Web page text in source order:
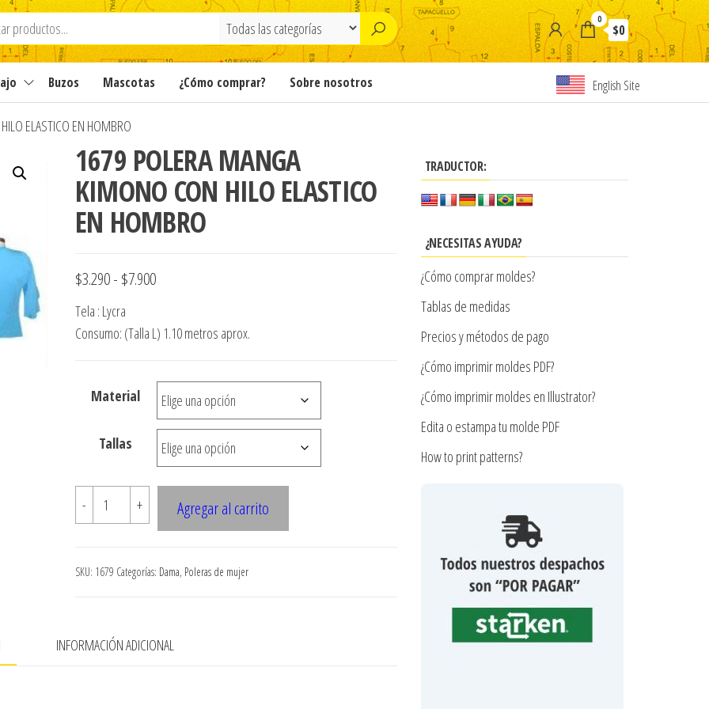
0
$0
Buzos Mascotas ¿Cómo comprar? Sobre nosotros English Site
ELASTICO EN HOMBRO
1679 POLERA MANGA
KIMONO CON HILO ELASTICO
EN HOMBRO
$3.290- $7.900Rango
precios:
$3.290
hasta
$7.900
Tela : Lycra
Consumo: (Talla L) 1.10 metros aprox.
Material
Tallas
-
1679
POLERA
KIMONO
EN
+ Agregar al carrito
SKU: 1679 Categorías: Dama, Poleras de mujer
INFORMACIÓN ADICIONAL
TRADUCTOR:
¿NECESITAS AYUDA?
¿Cómo comprar moldes?
Tablas de medidas
Precios y métodos de pago
¿Cómo imprimir moldes PDF?
¿Cómo imprimir moldes en Illustrator?
Edita o estampa tu molde PDF
How to print patterns?